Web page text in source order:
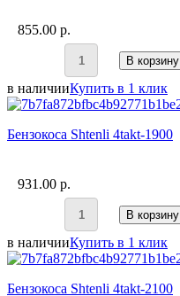
855.00 p.
В корзину
в наличииКупить в 1 клик
Бензокоса Shtenli 4takt-1900
931.00 p.
В корзину
в наличииКупить в 1 клик
Бензокоса Shtenli 4takt-2100